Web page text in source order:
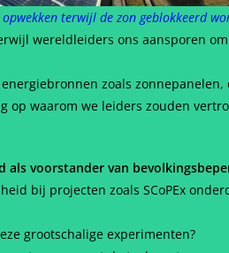
terwijl de zon geblokkeerd
wereldleiders ons aansporen
zoals
op waarom we leiders zouden
als voorstander van
bij projecten zoals SCoPEx
grootschalige experimenten?